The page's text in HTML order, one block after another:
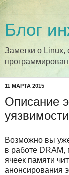
Блог
Заметки о
11 МАРТА 2015
Описание
Возможно вы
в работе
ячеек памяти
анонсирования